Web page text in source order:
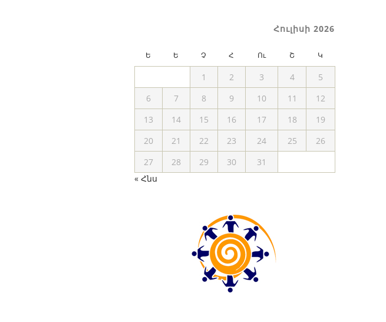
Հուլիսի 2026
Ե Ե Չ Հ Ու Շ Կ
1 2 3 4
5
6
7 8 9 10 11
12
13
14 15 16 17 18
19
20
21 22 23 24 25
26
27
28 29 30
31
« Հնս